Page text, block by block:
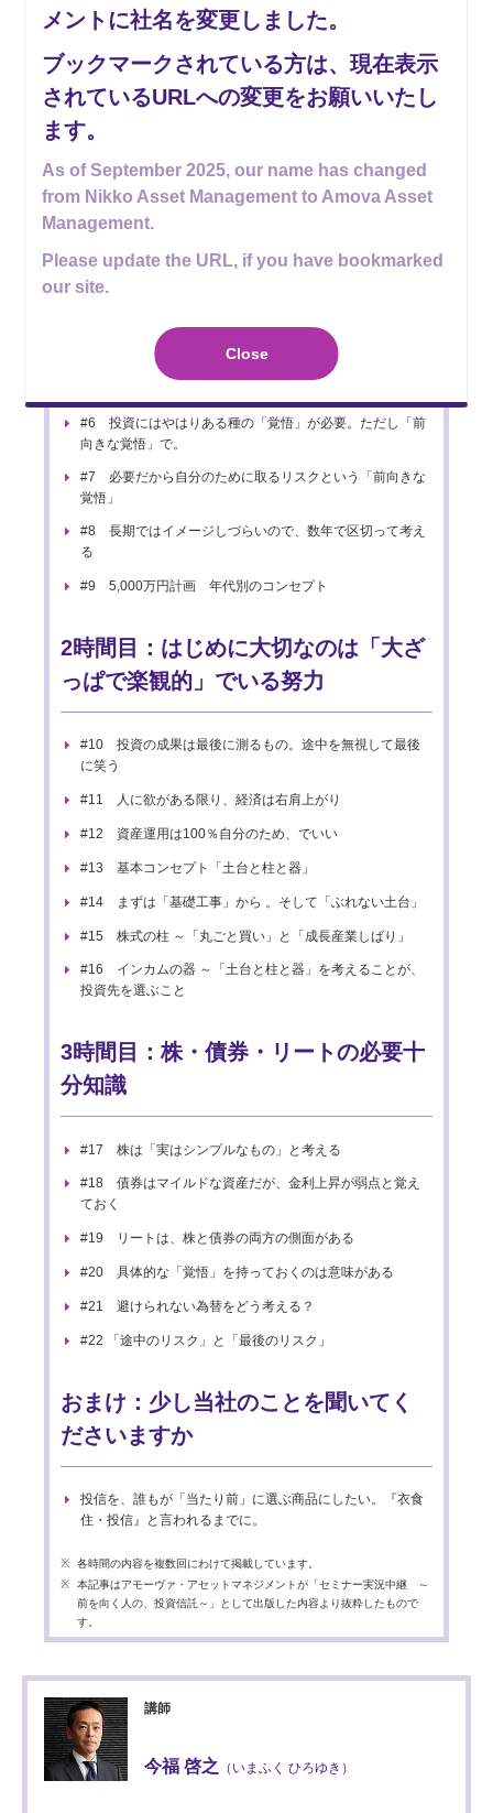
0時間目：はじめに
#1 はじめに
1時間目：「投資が必要」は本当に本
当なのか？
#2 「投資教育」ってなんか変では？
#4 1,000万円 も、実は大したことがない？
#6 投資にはやはりある種の「覚悟」が必要。ただし「前
向きな覚悟」で。
#7 必要だから自分のために取るリスクという「前向きな
覚悟」
#8 長期ではイメージしづらいので、数年で区切って考え
る
#9 5,000万円計画 年代別のコンセプト
2時間目：はじめに大切なのは「大ざ
っぱで楽観的」でいる努力
#10 投資の成果は最後に測るもの。途中を無視して最後
に笑う
#11 人に欲がある限り、経済は右肩上がり
#12 資産運用は100％自分のため、でいい
#13 基本コンセプト「土台と柱と器」
#14 まずは「基礎工事」から 。そして「ぶれない土台」
#15 株式の柱 ～「丸ごと買い」と「成長産業しばり」
#16 インカムの器 ～「土台と柱と器」を考えることが、
投資先を選ぶこと
3時間目：株・債券・リートの必要十
分知識
#17 株は「実はシンプルなもの」と考える
#18 債券はマイルドな資産だが、金利上昇が弱点と覚え
ておく
#19 リートは、株と債券の両方の側面がある
#20 具体的な「覚悟」を持っておくのは意味がある
#21 避けられない為替をどう考える？
#22 「途中のリスク」と「最後のリスク」
おまけ：少し当社のことを聞いてく
ださいますか
投信を、誰もが「当たり前」に選ぶ商品にしたい。『衣食
住・投信』と言われるまでに。
各時間の内容を複数回にわけて掲載しています。
本記事はアモーヴァ・アセットマネジメントが「セミナー実況中継 ～
前を向く人の、投資信託～」として出版した内容より抜粋したもので
す。
講師
今福 啓之 （いまふく ひろゆき）
メントに社名を変更しました。
ブックマークされている方は、現在表示
されているURLへの変更をお願いいたし
ます。
As of September 2025, our name has changed
from Nikko Asset Management to Amova Asset
Management.
Please update the URL, if you have bookmarked
our site.
Close